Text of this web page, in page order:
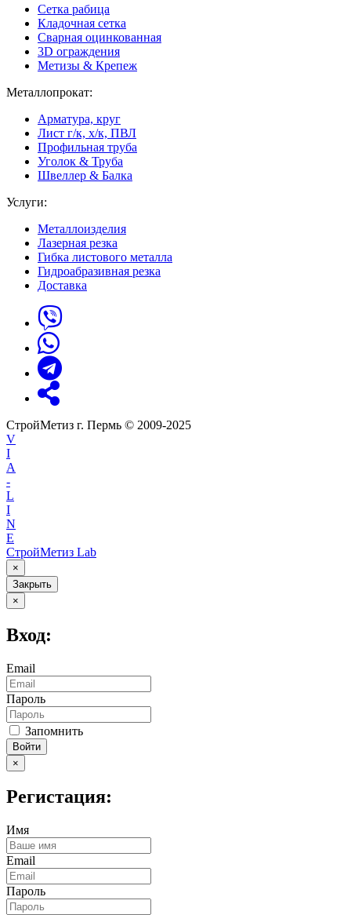
Сетка рабица
Кладочная сетка
Сварная оцинкованная
3D ограждения
Метизы & Крепеж
Металлопрокат:
Арматура, круг
Лист г/к, х/к, ПВЛ
Профильная труба
Уголок & Труба
Швеллер & Балка
Услуги:
Металлоизделия
Лазерная резка
Гибка листового металла
Гидроабразивная резка
Доставка
СтройМетиз г. Пермь © 2009-2025
V
I
A
-
L
I
N
E
СтройМетиз Lab
×
Закрыть
×
Вход:
Email
Пароль
Запомнить
Войти
×
Регистация:
Имя
Email
Пароль